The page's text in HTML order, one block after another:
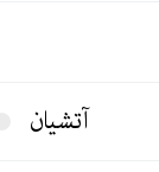
آتشیان